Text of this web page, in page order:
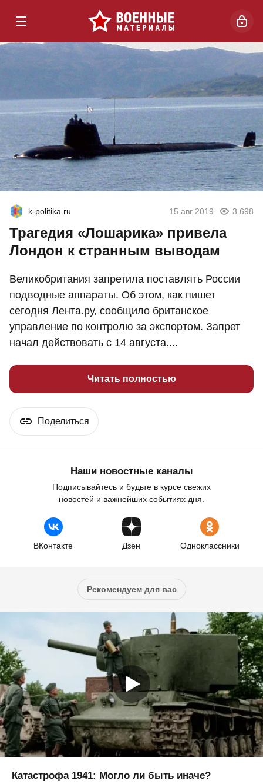
k-politika.ru 15 авг 2019 3 698
Трагедия «Лошарика» привела
Лондон к странным выводам
Великобритания запретила поставлять России
подводные аппараты. Об этом, как пишет
сегодня Лента.ру, сообщило британское
управление по контролю за экспортом. Запрет
начал действовать с 14 августа....
Читать полностью
Поделиться
Наши новостные каналы
Подписывайтесь и будьте в курсе свежих
новостей и важнейших событиях дня.
ВКонтакте Дзен Одноклассники
Рекомендуем для вас
Катастрофа 1941: Могло ли быть иначе?